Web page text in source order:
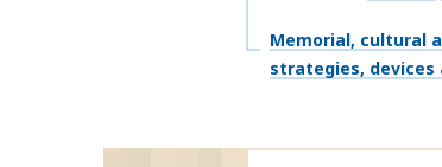
Themes
Memorial, cultural
strategies, devices